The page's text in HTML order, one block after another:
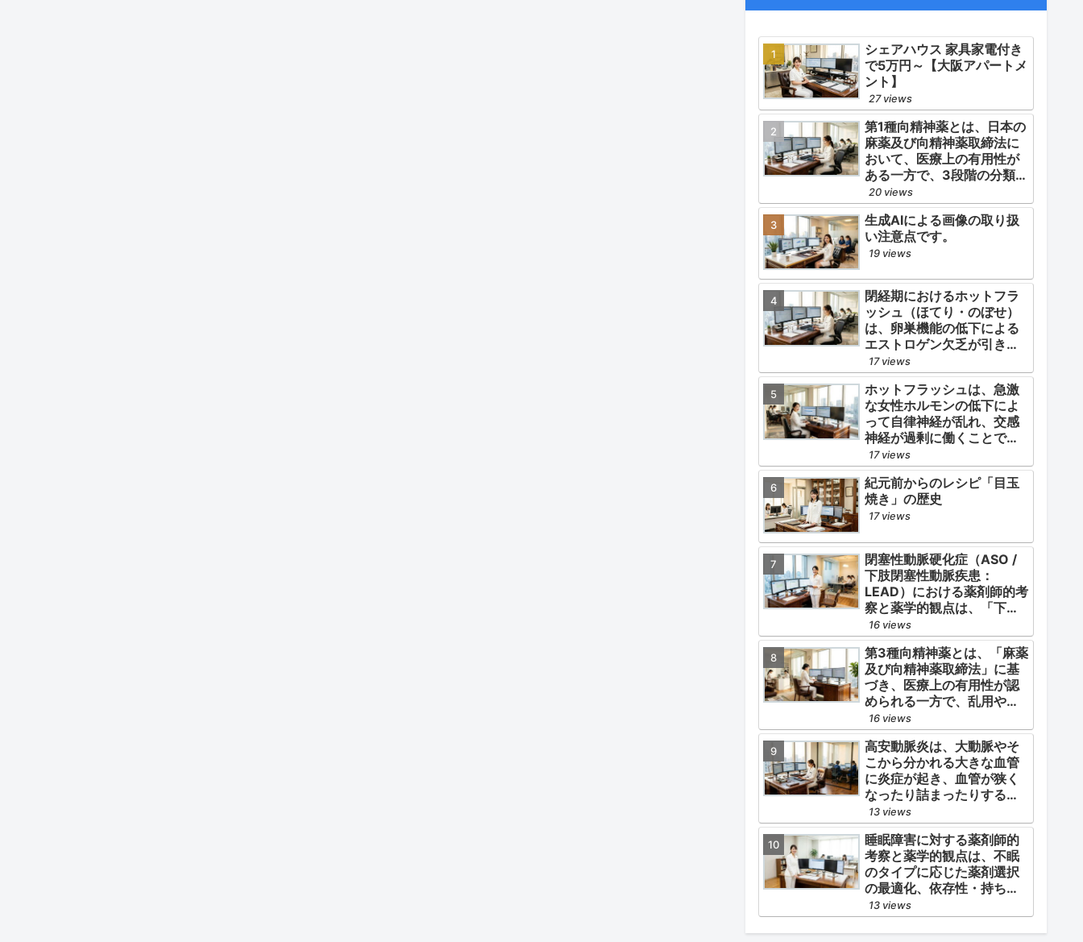
発症の予防的コントロー
的ケアの軸となります。
シェアハウス 家具家電付き
で5万円～【大阪アパートメ
ント】
27 views
第1種向精神薬とは、日本の
麻薬及び向精神薬取締法に
おいて、医療上の有用性が
ある一方で、3段階の分類
（第1種〜第3種）の中で最
も医療用としての濫用の危
険性が高く、有害作用が強
いとされる医薬品です。
20 views
生成AIによる画像の取り扱
い注意点です。
19 views
閉経期におけるホットフラ
ッシュ（ほてり・のぼせ）
は、卵巣機能の低下による
エストロゲン欠乏が引き金
となります。
17 views
ホットフラッシュは、急激
な女性ホルモンの低下によ
って自律神経が乱れ、交感
神経が過剰に働くことで起
こります。
17 views
紀元前からのレシピ「目玉
焼き」の歴史
17 views
閉塞性動脈硬化症（ASO /
下肢閉塞性動脈疾患：
LEAD）における薬剤師的考
察と薬学的観点は、「下肢
症状（跛行・疼痛）の緩
和」と「全身性動脈硬化に
よる脳心血管イベント（脳
梗塞・心筋梗塞）の二次予
防」の2軸を同時に管理する
ことにあります。
16 views
第3種向精神薬とは、「麻薬
及び向精神薬取締法」に基
づき、医療上の有用性が認
められる一方で、乱用や依
存の危険性から厳重な管
理・規制が必要とされる薬
物のうち、第1種・第2種よ
りも比較的リスクが低いと
判断されて指定されている
医薬品の分類です。
16 views
高安動脈炎は、大動脈やそ
こから分かれる大きな血管
に炎症が起き、血管が狭く
なったり詰まったりする指
定難病です。
13 views
睡眠障害に対する薬剤師的
考察と薬学的観点は、不眠
のタイプに応じた薬剤選択
の最適化、依存性・持ち越
し効果などの副作用モニタ
リング、そして生活習慣
（睡眠衛生）の改善支援に
13 views